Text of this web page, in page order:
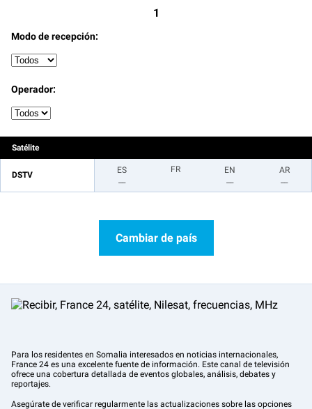
1
Modo de recepción:
Operador:
Satélite
DSTV
ES
FR
EN
AR
Cambiar de país
Para los residentes en Somalia interesados en noticias internacionales,
France 24 es una excelente fuente de información. Este canal de televisión
ofrece una cobertura detallada de eventos globales, análisis, debates y
reportajes.
Asegúrate de verificar regularmente las actualizaciones sobre las opciones